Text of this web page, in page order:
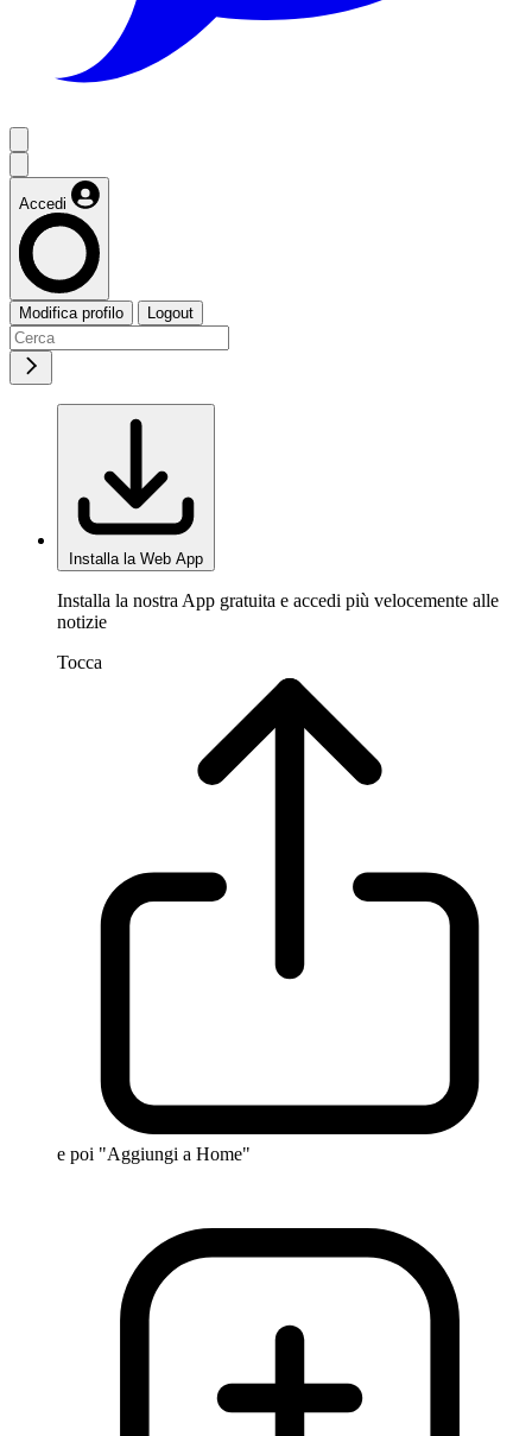
Accedi
Modifica profilo Logout
Installa la Web App
Installa la nostra App gratuita e accedi più velocemente alle
notizie
Tocca
e poi "Aggiungi a Home"